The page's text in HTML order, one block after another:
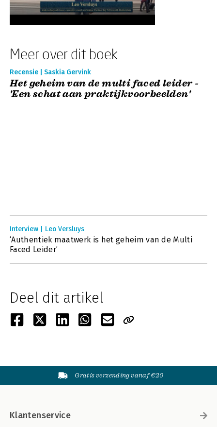
Meer over dit boek
Recensie | Saskia Gervink
Het geheim van de multi faced leider -
'Een schat aan praktijkvoorbeelden'
Interview | Leo Versluys
‘Authentiek maatwerk is het geheim van de Multi
Faced Leider’
Deel dit artikel
Gratis verzending vanaf €20
Klantenservice